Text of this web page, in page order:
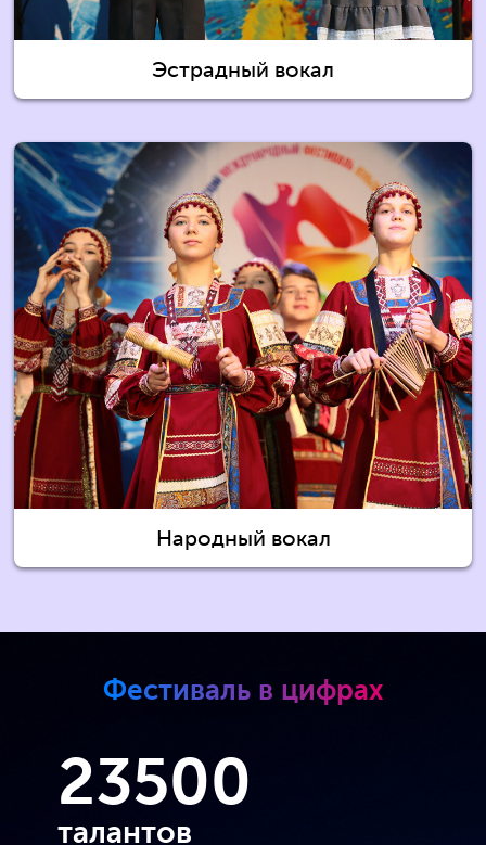
Эстрадный вокал
Народный вокал
Фестиваль в цифрах
23500
талантов